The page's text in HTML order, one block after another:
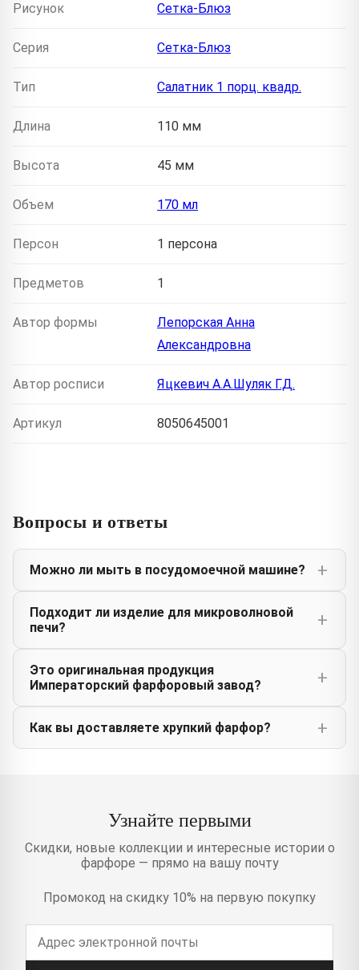
Рисунок Сетка-Блюз
Серия Сетка-Блюз
Тип Салатник 1 порц. квадр.
Длина 110 мм
Высота 45 мм
Объем 170 мл
Персон 1 персона
Предметов 1
Автор формы
Лепорская Анна
Александровна
Автор росписи Яцкевич А.А.Шуляк Г.Д.
Артикул 8050645001
Вопросы и ответы
Можно ли мыть в посудомоечной машине?
Подходит ли изделие для микроволновой
печи?
Это оригинальная продукция
Императорский фарфоровый завод?
Как вы доставляете хрупкий фарфор?
Узнайте первыми
Скидки, новые коллекции и интересные истории о
фарфоре — прямо на вашу почту
Промокод на скидку 10% на первую покупку